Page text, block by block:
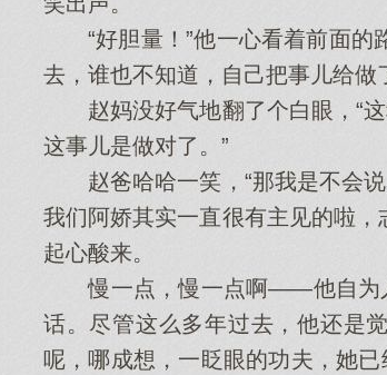
“好胆量！”他一心看着前面的
去，谁也不知道，自己把事儿给做
赵妈没好气地翻了个白眼，“这
这事儿是做对了。”
赵爸哈哈一笑，“那我是不会说
我们阿娇其实一直很有主见的啦
起心酸来。
慢一点，慢一点啊——他自为人
话。尽管这么多年过去，他还是
呢，哪成想，一眨眼的功夫，她